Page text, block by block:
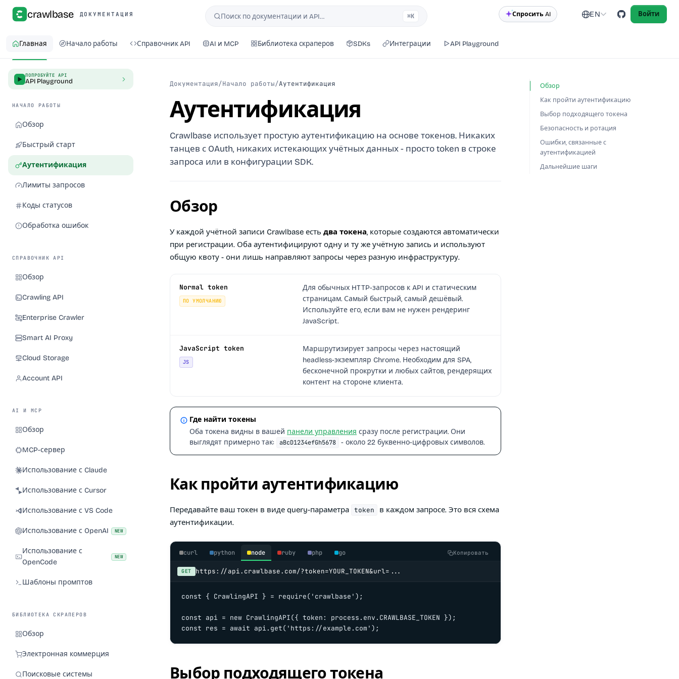
crawlbase ДОКУМЕНТАЦИЯ
Поиск
Поиск по документации и API… ⌘K Спросить AI EN Войти
Главная Начало работы Справочник API AI и MCP Библиотека скраперов SDKs Интеграции API Playground
ПОПРОБУЙТЕ API
API Playground
НАЧАЛО РАБОТЫ
Обзор
Быстрый старт
Аутентификация
Лимиты запросов
Коды статусов
Обработка ошибок
СПРАВОЧНИК API
Обзор
Crawling API
Enterprise Crawler
Smart AI Proxy
Cloud Storage
Account API
AI И MCP
Обзор
MCP-сервер
Использование с Claude
Использование с Cursor
Использование с VS Code
Использование с OpenAI NEW
Использование с
OpenCode
NEW
Шаблоны промптов
БИБЛИОТЕКА СКРАПЕРОВ
Обзор
Электронная коммерция
Поисковые системы
Документация/Начало работы/Аутентификация
Аутентификация
Crawlbase использует простую аутентификацию на основе токенов. Никаких
танцев с OAuth, никаких истекающих учётных данных - просто token в строке
запроса или в конфигурации SDK.
Обзор
У каждой учётной записи Crawlbase есть два токена, которые создаются автоматически
при регистрации. Оба аутентифицируют одну и ту же учётную запись и используют
общую квоту - они лишь направляют запросы через разную инфраструктуру.
Normal token
ПО УМОЛЧАНИЮ
Для обычных HTTP-запросов к API и статическим
страницам. Самый быстрый, самый дешёвый.
Используйте его, если вам не нужен рендеринг
JavaScript.
JavaScript token
JS
Маршрутизирует запросы через настоящий
headless-экземпляр Chrome. Необходим для SPA,
бесконечной прокрутки и любых сайтов, рендерящих
контент на стороне клиента.
Где найти токены
Оба токена видны в вашей панели управления сразу после регистрации. Они
выглядят примерно так:
aBcD1234efGh5678 - около 22 буквенно-цифровых символов.
Как пройти аутентификацию
Передавайте ваш токен в виде query-параметра token
в каждом запросе. Это вся схема
аутентификации.
curl python node ruby php go Копировать
GET https://api.crawlbase.com/?token=YOUR_TOKEN&url=...
const { CrawlingAPI } = require('crawlbase');
const api = new CrawlingAPI({ token: process.env.CRAWLBASE_TOKEN });
const res = await api.get('https://example.com');
Выбор подходящего токена
Обзор
Как пройти аутентификацию
Выбор подходящего токена
Безопасность и ротация
Ошибки, связанные с
аутентификацией
Дальнейшие шаги